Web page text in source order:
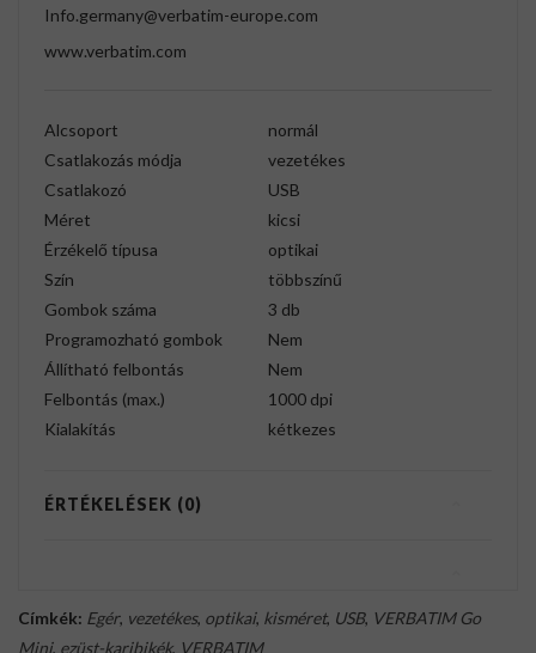
Info.germany@verbatim-europe.com
www.verbatim.com
Alcsoport
normál
Csatlakozás módja
vezetékes
Csatlakozó
USB
Méret
kicsi
Érzékelő típusa
optikai
Szín
többszínű
Gombok száma
3 db
Programozható gombok
Nem
Állítható felbontás
Nem
Felbontás (max.)
1000 dpi
Kialakítás
kétkezes
ÉRTÉKELÉSEK (0)
Címkék: Egér, vezetékes, optikai, kisméret, USB, VERBATIM Go
Mini, ezüst-karibikék, VERBATIM